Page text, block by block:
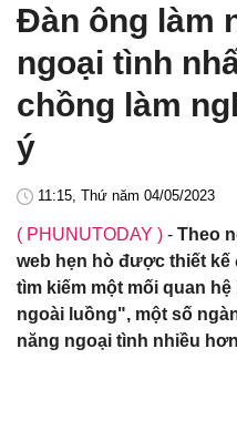
Đàn ông làm
ngoại tình
chồng làm
ý
11:15, Thứ năm 04/05/2023
( PHUNUTODAY ) - Theo
web hẹn hò được thiết
tìm kiếm một mối quan
ngoài luồng", một số
năng ngoại tình nhiều